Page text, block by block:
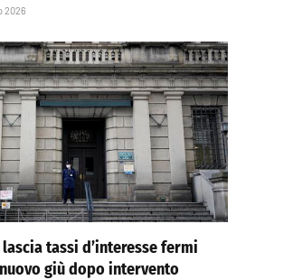
2026
lascia tassi d’interesse fermi
nuovo giù dopo intervento